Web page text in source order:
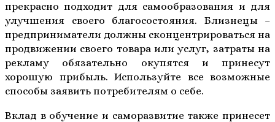
прекрасно подходит для самообразования и для
улучшения своего благосостояния. Близнецы –
предприниматели должны сконцентрироваться на
продвижении своего товара или услуг, затраты на
рекламу обязательно окупятся и принесут
хорошую прибыль. Используйте все возможные
способы заявить потребителям о себе.
Вклад в обучение и саморазвитие также принесет